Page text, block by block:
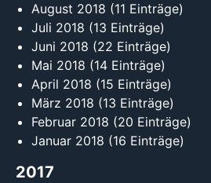
August 2018 (11 Einträge)
Juli 2018 (13 Einträge)
Juni 2018 (22 Einträge)
Mai 2018 (14 Einträge)
April 2018 (15 Einträge)
März 2018 (13 Einträge)
Februar 2018 (20 Einträge)
Januar 2018 (16 Einträge)
2017